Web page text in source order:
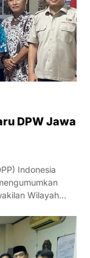
DPW Jawa
Indonesia
Wilayah…